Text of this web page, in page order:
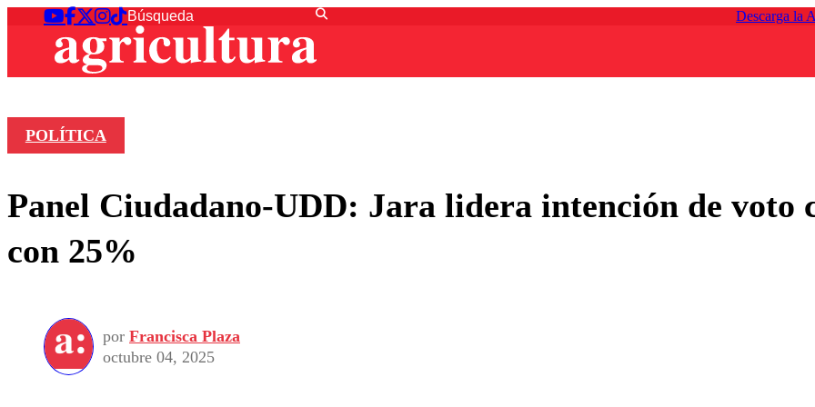
Descarga la
POLÍTICA
Panel Ciudadano-UDD: Jara lidera intención de voto
con 25%
por Francisca Plaza
octubre 04, 2025